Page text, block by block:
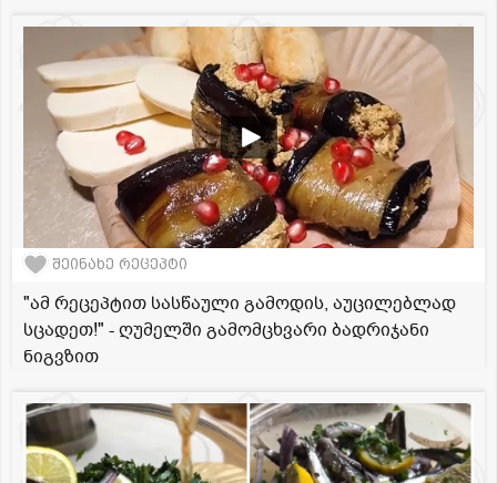
შეინახე რეცეპტი
"ამ რეცეპტით სასწაული გამოდის, აუცილებლად
სცადეთ!" - ღუმელში გამომცხვარი ბადრიჯანი
ნიგვზით